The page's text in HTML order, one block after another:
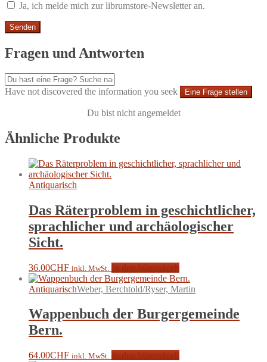
Ja, ich melde mich zur librumstore-Newsletter an.
Fragen und Antworten
Have not discovered the information you seek Eine Frage stellen
Du bist nicht angemeldet
Ähnliche Produkte
Antiquarisch
Das Räterproblem in geschichtlicher,
sprachlicher und archäologischer
Sicht.
36.00CHF inkl. MwSt.
AntiquarischWeber, Berchtold/Ryser, Martin
Wappenbuch der Burgergemeinde
Bern.
64.00CHF inkl. MwSt.